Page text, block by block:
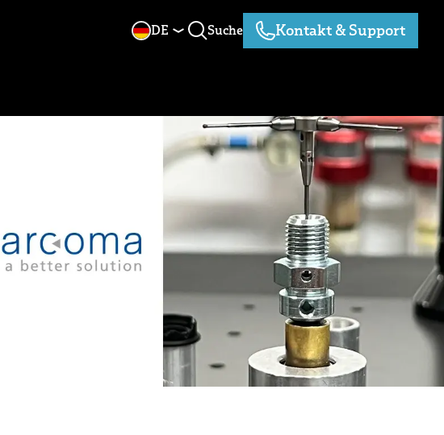
DE Suche
Suche Kontakt & Support
Kontakt & Support